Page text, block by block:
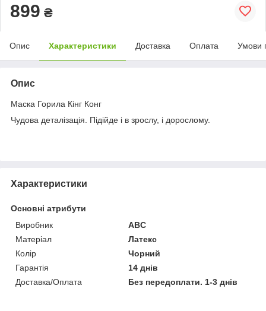
899 ₴
Опис Характеристики Доставка Оплата Умови
Опис
Маска Горила Кінг Конг
Чудова деталізація. Підійде і в зрослу, і дорослому.
Характеристики
Основні атрибути
Виробник
ABC
Матеріал
Латекс
Колір
Чорний
Гарантія
14 днів
Доставка/Оплата
Без передоплати. 1-3 днів